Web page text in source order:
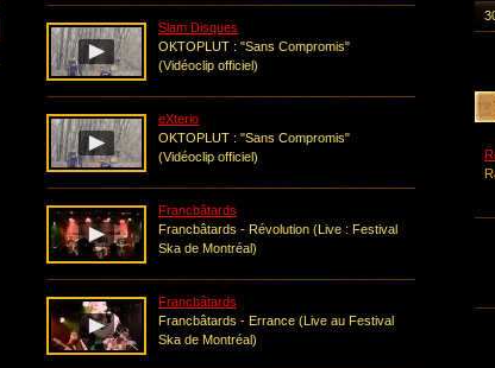
Slam Disques
OKTOPLUT : "Sans Compromis"
(Vidéoclip officiel)
eXterio
OKTOPLUT : "Sans Compromis"
(Vidéoclip officiel)
Francbâtards
Francbâtards - Révolution (Live : Festival
Ska de Montréal)
Francbâtards
Francbâtards - Errance (Live au Festival
Ska de Montréal)